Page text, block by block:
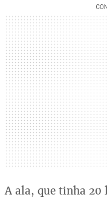
A ala, que tinha